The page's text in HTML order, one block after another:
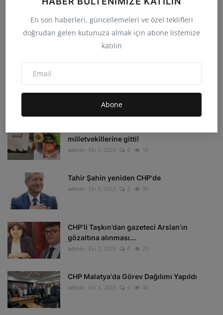
En son haberleri, güncellemeleri ve özel teklifleri
doğrudan gelen kutunuza almak için abone listemize
katılın
Abone
Galatasaray deplasmanda Manchester
United'ı 3-2 yenerek...
Eki 4, 2023
milletvekillerine gitti!
admin Eki 3, 2023 0 16
Tahir Şahin yeniden CHP'de
admin Eki 3, 2023 0 35
CHP’li Taşkın’dan gazeteci Arslan’ın
gözaltına alınması...
admin Eki 3, 2023 0 23
CHP Malatya'da Görev Dağılımı Yapıldı
admin Eki 3, 2023 0 40